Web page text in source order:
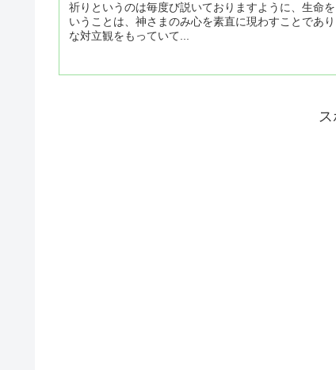
祈りというのは毎度び説いておりますように、生命
いうことは、神さまのみ心を素直に現わすことであ
な対立観をもっていて...